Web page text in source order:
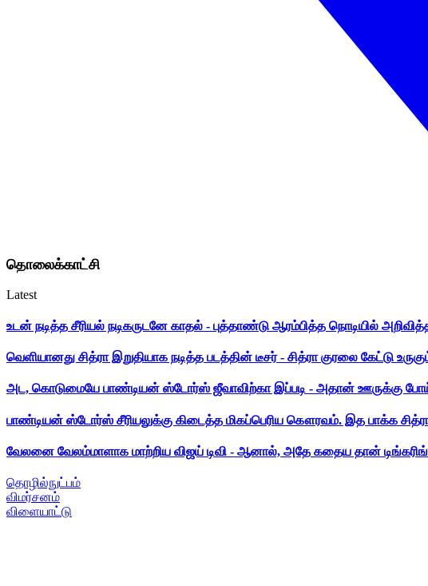
தொலைக்காட்சி
Latest
உடன் நடித்த சீரியல் நடிகருடனே காதல் - புத்தாண்டு ஆரம்பித்த நொடியில்
வெளியானது சித்ரா இறுதியாக நடித்த படத்தின் டீசர் - சித்ரா குரலை கேட்டு
அட, கொடுமையே பாண்டியன் ஸ்டோர்ஸ் ஜீவாவிற்கா இப்படி - அதான் ஊருக்கு
பாண்டியன் ஸ்டோர்ஸ் சீரியலுக்கு கிடைத்த மிகப்பெரிய கௌரவம். இத பாக்க
வேலனை வேலம்மாளாக மாற்றிய விஜய் டிவி - ஆனால், அதே கதைய தான்
தொழில்நுட்பம்
விமர்சனம்
விளையாட்டு